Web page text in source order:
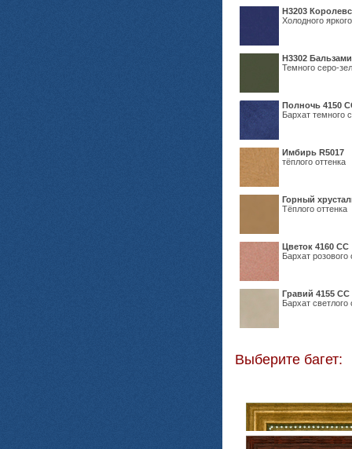
Н3203
Холодного
Н3302
Темного серо-
Полночь 4150
Бархат темного
Имбирь R5017
тёплого оттенка
Горный
Тёплого оттенка
Цветок 4160 СС
Бархат розового
Гравий 4155 СС
Бархат светлого
Выберите багет: